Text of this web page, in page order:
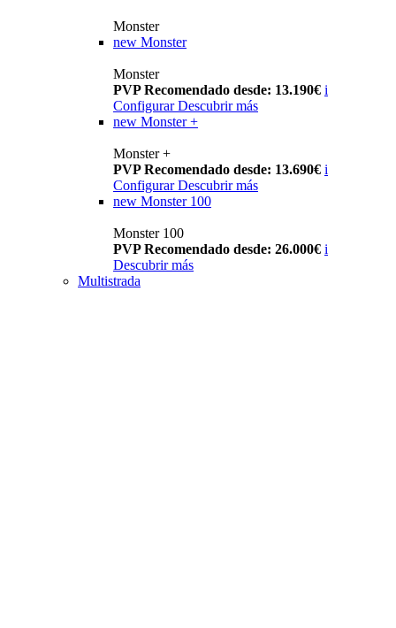
Monster
new Monster
Monster
PVP Recomendado desde: 13.190€ i
Configurar Descubrir más
new Monster +
Monster +
PVP Recomendado desde: 13.690€ i
Configurar Descubrir más
new Monster 100
Monster 100
PVP Recomendado desde: 26.000€ i
Descubrir más
Multistrada